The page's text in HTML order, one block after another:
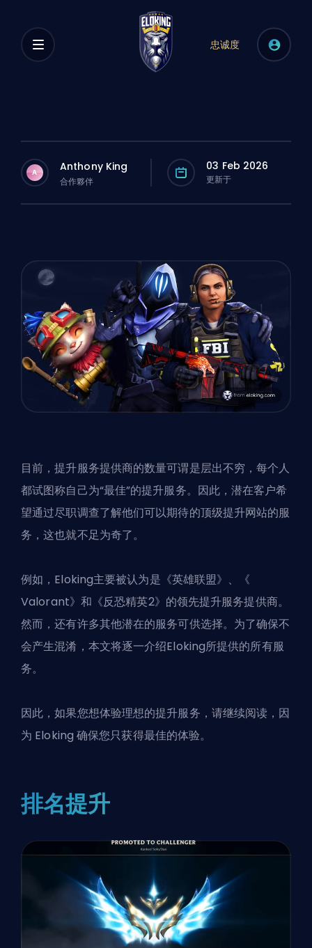
忠诚度
A Anthony King
合作夥伴
03 Feb 2026
更新于
目前，提升服务提供商的数量可谓是层出不穷，每个人
都试图称自己为“最佳”的提升服务。因此，潜在客户希
望通过尽职调查了解他们可以期待的顶级提升网站的服
务，这也就不足为奇了。
例如，Eloking主要被认为是《英雄联盟》、《
Valorant》和《反恐精英2》的领先提升服务提供商。
然而，还有许多其他潜在的服务可供选择。为了确保不
会产生混淆，本文将逐一介绍Eloking所提供的所有服
务。
因此，如果您想体验理想的提升服务，请继续阅读，因
为 Eloking确保您只获得最佳的体验。
排名提升